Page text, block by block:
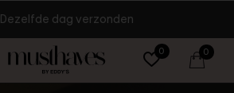
0 0
Dezelfde dag verzonden